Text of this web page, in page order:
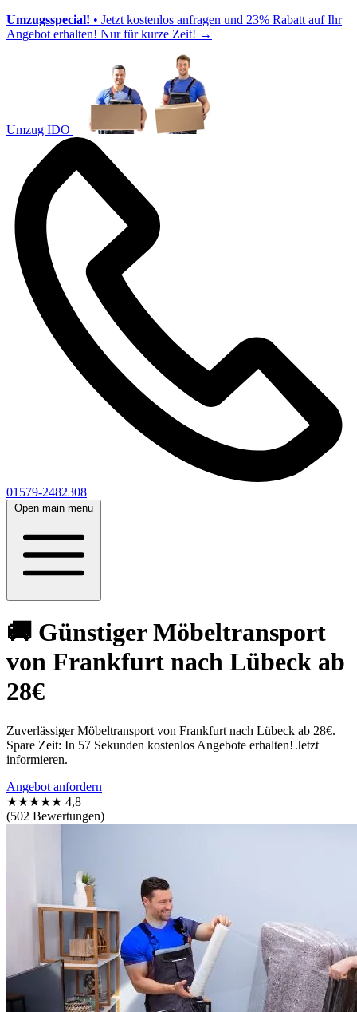
Umzugsspecial! • Jetzt kostenlos anfragen und 23% Rabatt auf Ihr
Angebot erhalten! Nur für kurze Zeit! →
Umzug IDO
01579-2482308
Open main menu
🚚 Günstiger Möbeltransport
von Frankfurt nach Lübeck ab
28€
Zuverlässiger Möbeltransport von Frankfurt nach Lübeck ab 28€.
Spare Zeit: In 57 Sekunden kostenlos Angebote erhalten! Jetzt
informieren.
Angebot anfordern
★★★★★ 4,8
(502 Bewertungen)